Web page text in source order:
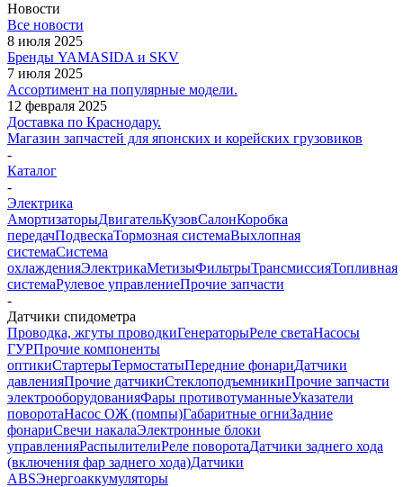
Новости
Все новости
8 июля 2025
Бренды YAMASIDA и SKV
7 июля 2025
Ассортимент на популярные модели.
12 февраля 2025
Доставка по Краснодару.
Магазин запчастей для японских и корейских грузовиков
-
Каталог
-
Электрика
АмортизаторыДвигательКузовСалонКоробка
передачПодвескаТормозная системаВыхлопная
системаСистема
охлажденияЭлектрикаМетизыФильтрыТрансмиссияТопливная
системаРулевое управлениеПрочие запчасти
-
Датчики спидометра
Проводка, жгуты проводкиГенераторыРеле светаНасосы
ГУРПрочие компоненты
оптикиСтартерыТермостатыПередние фонариДатчики
давленияПрочие датчикиСтеклоподъемникиПрочие запчасти
электрооборудованияФары противотуманныеУказатели
поворотаНасос ОЖ (помпы)Габаритные огниЗадние
фонариСвечи накалаЭлектронные блоки
управленияРаспылителиРеле поворотаДатчики заднего хода
(включения фар заднего хода)Датчики
ABSЭнергоаккумуляторы